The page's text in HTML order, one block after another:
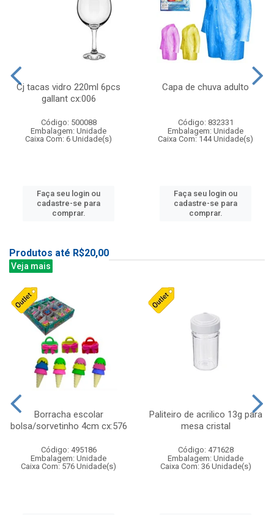
Cj tacas vidro 220ml 6pcs
gallant cx:006
Código: 500088
Embalagem: Unidade
Caixa Com: 6 Unidade(s)
Faça seu login ou
cadastre-se para
comprar.
Capa de chuva adulto
Código: 832331
Embalagem: Unidade
Caixa Com: 144 Unidade(s)
Faça seu login ou
cadastre-se para
comprar.
Produtos até R$20,00
Veja mais
Borracha escolar
bolsa/sorvetinho 4cm cx:576
Código: 495186
Embalagem: Unidade
Caixa Com: 576 Unidade(s)
Paliteiro de acrilico 13g para
mesa cristal
Código: 471628
Embalagem: Unidade
Caixa Com: 36 Unidade(s)